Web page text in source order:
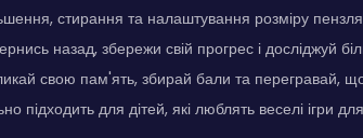
стирання та налаштування розміру
назад, збережи свій прогрес і досліджуй
свою пам'ять, збирай бали та перегравай,
підходить для дітей, які люблять веселі ігри